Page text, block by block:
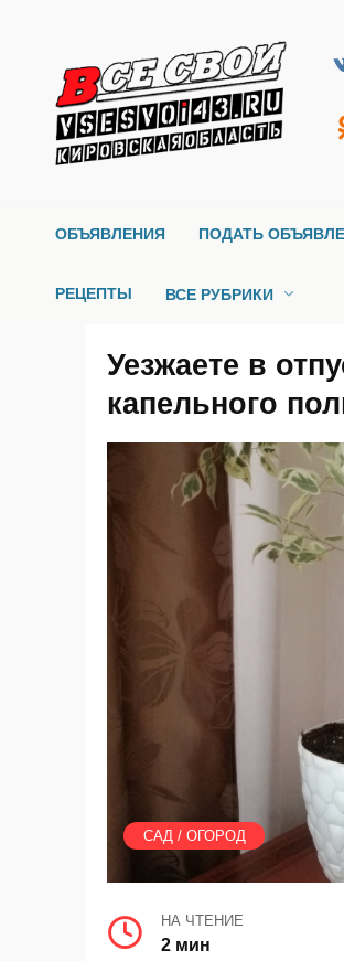
содержанию
ОБЪЯВЛЕНИЯ ПОДАТЬ
РЕЦЕПТЫ ВСЕ РУБРИКИ
Уезжаете в
капельного
САД / ОГОРОД
НА ЧТЕНИЕ
2 мин